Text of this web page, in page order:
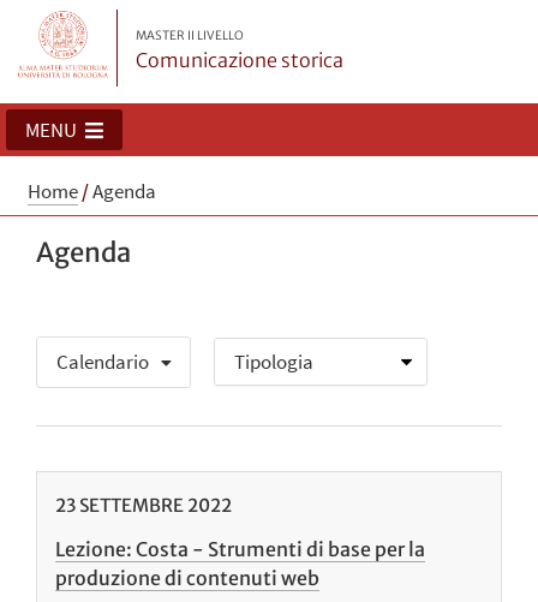
MASTER II LIVELLO
Comunicazione storica
MENU
Home/Agenda
Agenda
Calendario
23 SETTEMBRE 2022
Lezione: Costa - Strumenti di base per la
produzione di contenuti web